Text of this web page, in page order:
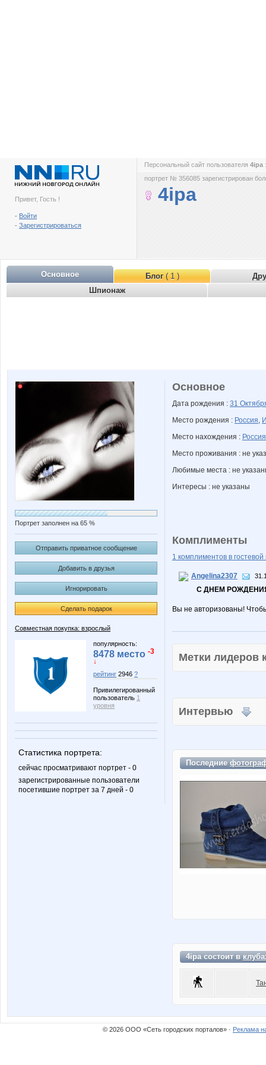
Привет, Гость !
- Войти
- Зарегистрироваться
Персональный сайт пользователя 4ipa
портрет № 356085 зарегистрирован
4ipa
Основное Блог( 1 )
Шпионаж
Портрет заполнен на 65 %
Отправить приватное сообщение
Добавить в друзья
Игнорировать
Сделать подарок
Совместная покупка: взрослый
популярность:
8478 место -3
↓
рейтинг 2946 ?
Привилегированный
пользователь 1
уровня
Статистика портрета:
сейчас просматривают портрет - 0
зарегистрированные пользователи
посетившие портрет за 7 дней - 0
Основное
Дата рождения : 31
Место рождения : Россия,
Место нахождения : Россия
Место проживания : не
Любимые места : не
Интересы : не указаны
Комплименты
1 комплиментов в гостевой
Angelina2307
С ДНЕМ
Вы не авторизованы!
Метки
Интервью
Последние
4ipa состоит в
© 2026 ООО «Сеть городских порталов» · Реклама